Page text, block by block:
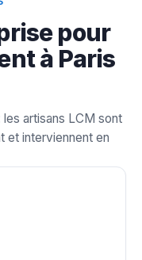
pour
à Paris
artisans LCM sont
et interviennent en